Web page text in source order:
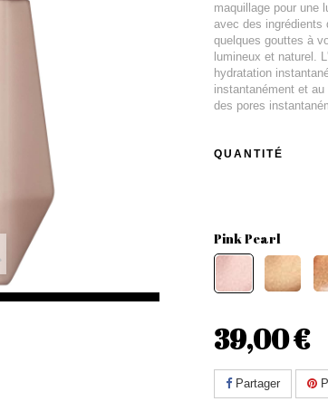
maquillage pour une
avec des ingrédients
quelques gouttes à
lumineux et naturel.
hydratation
instantanément et
des pores
QUANTITÉ
Pink Pearl
39,00 €
Partager